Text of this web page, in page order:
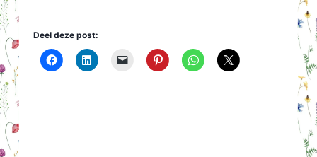
Deel deze post: